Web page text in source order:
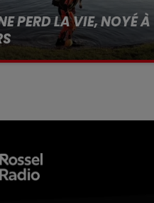
PERD LA VIE, NOYÉ À